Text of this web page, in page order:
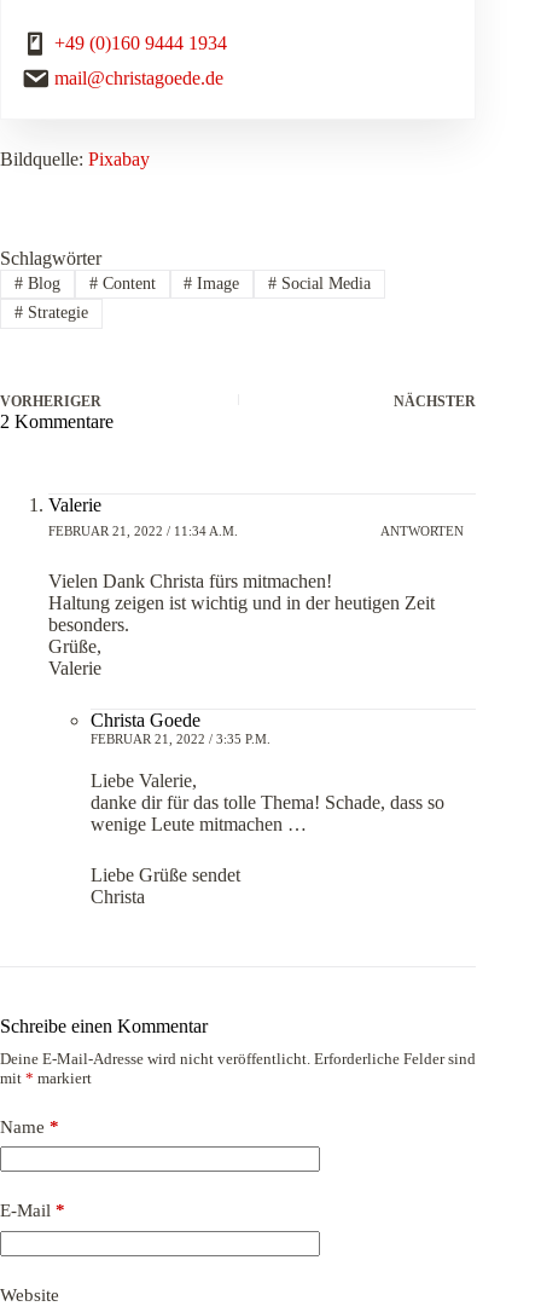
+49 (0)160 9444 1934
mail@christagoede.de
Bildquelle: Pixabay
Schlagwörter
#Blog #Content # Image # Social Media
#Strategie
VORHERIGER NÄCHSTER
2 Kommentare
Valerie
FEBRUAR 21, 2022 / 11:34 A.M. ANTWORTEN
Vielen Dank Christa fürs mitmachen!
Haltung zeigen ist wichtig und in der heutigen Zeit
besonders.
Grüße,
Valerie
Christa Goede
FEBRUAR 21, 2022 / 3:35 P.M.
Liebe Valerie,
danke dir für das tolle Thema! Schade, dass so
wenige Leute mitmachen …
Liebe Grüße sendet
Christa
Schreibe einen Kommentar
Deine E-Mail-Adresse wird nicht veröffentlicht. Erforderliche Felder sind
mit * markiert
Name *
E-Mail *
Website